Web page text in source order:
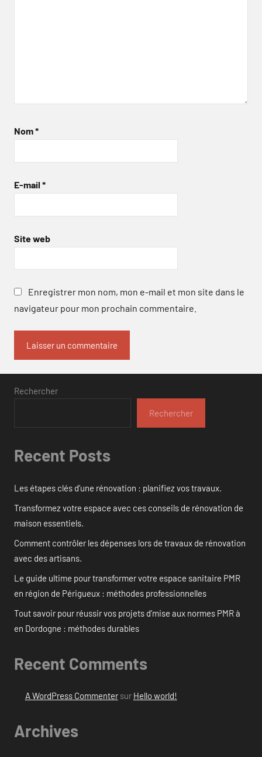
Nom*
E-mail *
Site web
Enregistrer mon nom, mon e-mail et mon site dans le
navigateur pour mon prochain commentaire.
Rechercher
Rechercher
Recent Posts
Les étapes clés d’une rénovation : planifiez vos travaux.
Transformez votre espace avec ces conseils de rénovation de
maison essentiels.
Comment contrôler les dépenses lors de travaux de rénovation
avec des artisans.
Le guide ultime pour transformer votre espace sanitaire PMR
en région de Périgueux : méthodes professionnelles
Tout savoir pour réussir vos projets d’mise aux normes PMR à
en Dordogne : méthodes durables
Recent Comments
A WordPress Commentersur Hello world!
Archives